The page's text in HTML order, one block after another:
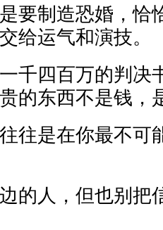
要制造恐婚，恰
给运气和演技。
千四百万的判决
的东西不是钱，
往是在你最不可
的人，但也别把